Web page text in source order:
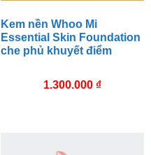
Kem nền Whoo Mi
Essential Skin Foundation
che phủ khuyết điểm
1.300.000 ₫